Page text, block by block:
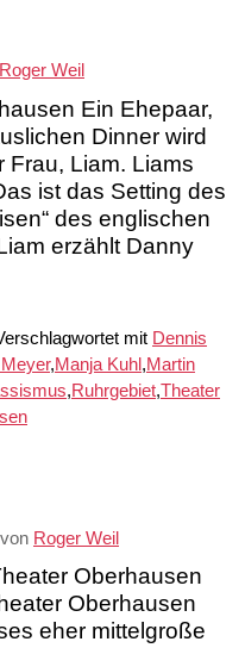
Roger Weil
Ein Ehepaar,
Dinner wird
Frau, Liam. Liams
ist das Setting des
des englischen
erzählt Danny
mit Dennis
,Manja Kuhl ,Martin
,Ruhrgebiet,Theater
von Roger Weil
Oberhausen
Oberhausen
eher mittelgroße